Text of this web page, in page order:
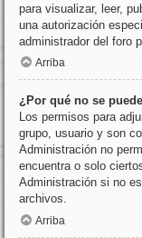
para visualizar, leer,
una autorización
administrador del foro
Arriba
¿Por qué no se
Los permisos para
grupo, usuario y son
Administración no
encuentra o solo
Administración si no
archivos.
Arriba